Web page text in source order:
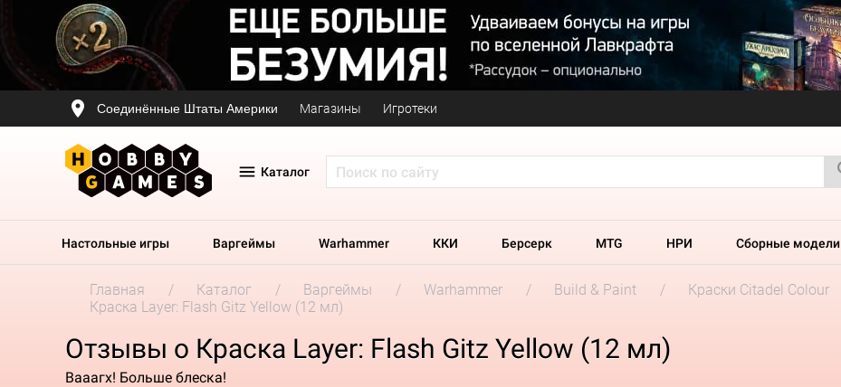
Соединённые Штаты Америки Магазины Игротеки
Каталог
Настольные игры Варгеймы Warhammer ККИ Берсерк MTG НРИ Сборные модели
Главная Каталог Варгеймы Warhammer Build & Paint Краски Citadel Colour
Краска Layer: Flash Gitz Yellow (12 мл)
Отзывы о Краска Layer: Flash Gitz Yellow (12 мл)
Вааагх! Больше блеска!